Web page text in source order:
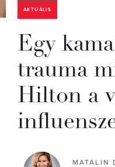
AKTUÁLIS
Egy
trauma
Hilton a
MATALIN